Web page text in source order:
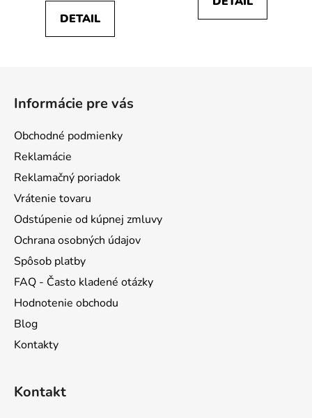
z
DETAIL
5,0
Informácie pre vás
Obchodné podmienky
Reklamácie
Reklamačný poriadok
Vrátenie tovaru
Odstúpenie od kúpnej zmluvy
Ochrana osobných údajov
Spôsob platby
FAQ - Často kladené otázky
Hodnotenie obchodu
Blog
Kontakty
Kontakt